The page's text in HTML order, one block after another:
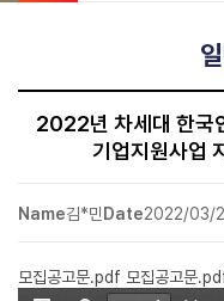
2022년 차세대 한국
기업지원사업
Name김*민 Date2022/03/
모집공고문.pdf 모집공고문